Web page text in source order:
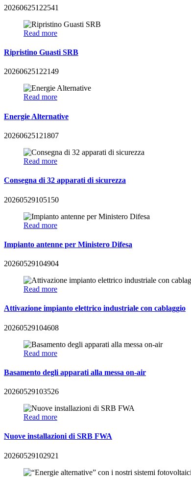
20260625122541
Read more
Ripristino Guasti SRB
20260625122149
Read more
Energie Alternative
20260625121807
Read more
Consegna di 32 apparati di sicurezza
20260529105150
Read more
Impianto antenne per Ministero Difesa
20260529104904
Read more
Attivazione impianto elettrico industriale con cablaggio
20260529104608
Read more
Basamento degli apparati alla messa on-air
20260529103526
Read more
Nuove installazioni di SRB FWA
20260529102921